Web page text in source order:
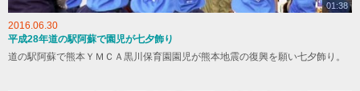
01:38
2016.06.30
平成28年道の駅阿蘇で園児が七夕飾り
道の駅阿蘇で熊本ＹＭＣＡ黒川保育園園児が熊本地震の復興を願い七夕飾り。